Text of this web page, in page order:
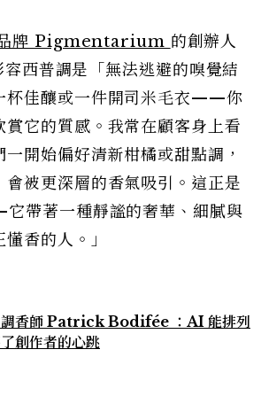
品牌 Pigmentarium 的創辦人
容西普調是「無法逃避的嗅覺結
杯佳釀或一件開司米毛衣——你
賞它的質感。我常在顧客身上看
開始偏好清新柑橘或甜點調，
會被更深層的香氣吸引。這正是
帶著一種靜謐的奢華、細膩與
香的人。」
調香師 Patrick Bodifée ：AI 能排列
創作者的心跳